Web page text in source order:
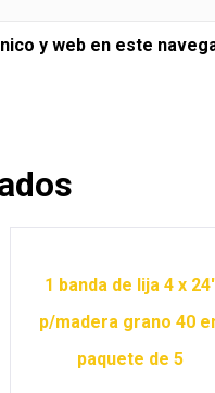
y web en este
1 banda de lija 4 x 24′
p/madera grano 40
paquete de 5